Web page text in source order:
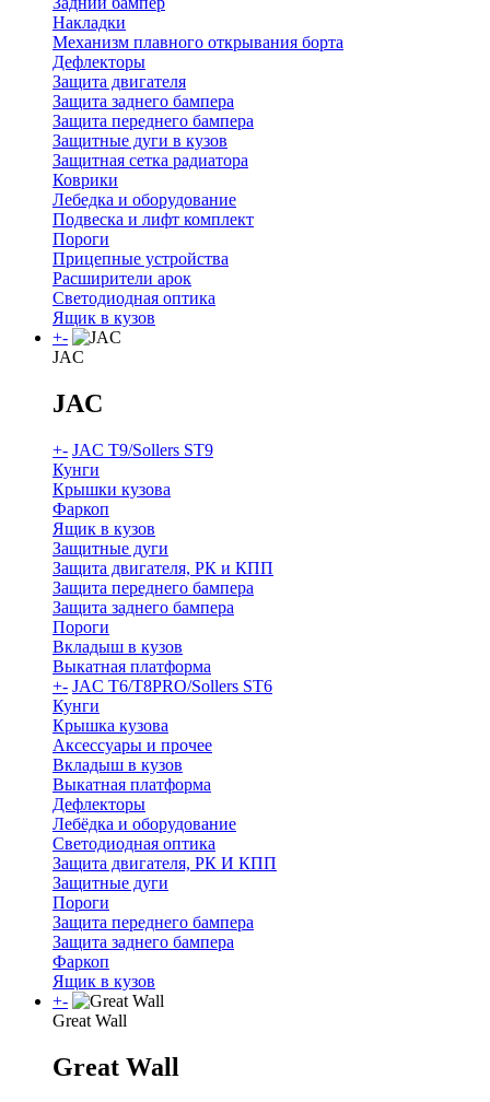
Накладки
Механизм плавного открывания борта
Дефлекторы
Защита двигателя
Защита заднего бампера
Защита переднего бампера
Защитные дуги в кузов
Защитная сетка радиатора
Коврики
Лебедка и оборудование
Подвеска и лифт комплект
Пороги
Прицепные устройства
Расширители арок
Светодиодная оптика
Ящик в кузов
+-
JAC
JAC
+- JAC T9/Sollers ST9
Кунги
Крышки кузова
Фаркоп
Ящик в кузов
Защитные дуги
Защита двигателя, РК и КПП
Защита переднего бампера
Защита заднего бампера
Пороги
Вкладыш в кузов
Выкатная платформа
+- JAC T6/T8PRO/Sollers ST6
Кунги
Крышка кузова
Аксессуары и прочее
Вкладыш в кузов
Выкатная платформа
Дефлекторы
Лебёдка и оборудование
Светодиодная оптика
Защита двигателя, РК И КПП
Защитные дуги
Пороги
Защита переднего бампера
Защита заднего бампера
Фаркоп
Ящик в кузов
+-
Great Wall
Great Wall